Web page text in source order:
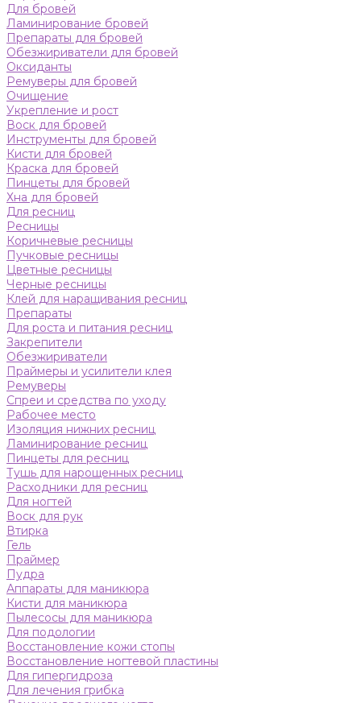
Для бровей
Ламинирование бровей
Препараты для бровей
Обезжириватели для бровей
Оксиданты
Ремуверы для бровей
Очищение
Укрепление и рост
Воск для бровей
Инструменты для бровей
Кисти для бровей
Краска для бровей
Пинцеты для бровей
Хна для бровей
Для ресниц
Ресницы
Коричневые ресницы
Пучковые ресницы
Цветные ресницы
Черные ресницы
Клей для наращивания ресниц
Препараты
Для роста и питания ресниц
Закрепители
Обезжириватели
Праймеры и усилители клея
Ремуверы
Спреи и средства по уходу
Рабочее место
Изоляция нижних ресниц
Ламинирование ресниц
Пинцеты для ресниц
Тушь для нарощенных ресниц
Расходники для ресниц
Для ногтей
Воск для рук
Втирка
Гель
Праймер
Пудра
Аппараты для маникюра
Кисти для маникюра
Пылесосы для маникюра
Для подологии
Восстановление кожи стопы
Восстановление ногтевой пластины
Для гипергидроза
Для лечения грибка